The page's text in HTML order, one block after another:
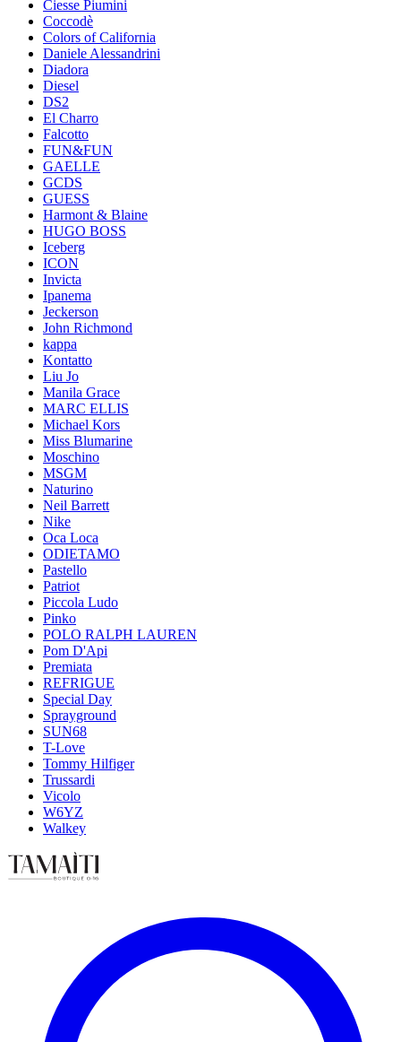
Ciesse Piumini
Coccodè
Colors of California
Daniele Alessandrini
Diadora
Diesel
DS2
El Charro
Falcotto
FUN&FUN
GAELLE
GCDS
GUESS
Harmont & Blaine
HUGO BOSS
Iceberg
ICON
Invicta
Ipanema
Jeckerson
John Richmond
kappa
Kontatto
Liu Jo
Manila Grace
MARC ELLIS
Michael Kors
Miss Blumarine
Moschino
MSGM
Naturino
Neil Barrett
Nike
Oca Loca
ODIETAMO
Pastello
Patriot
Piccola Ludo
Pinko
POLO RALPH LAUREN
Pom D'Api
Premiata
REFRIGUE
Special Day
Sprayground
SUN68
T-Love
Tommy Hilfiger
Trussardi
Vicolo
W6YZ
Walkey